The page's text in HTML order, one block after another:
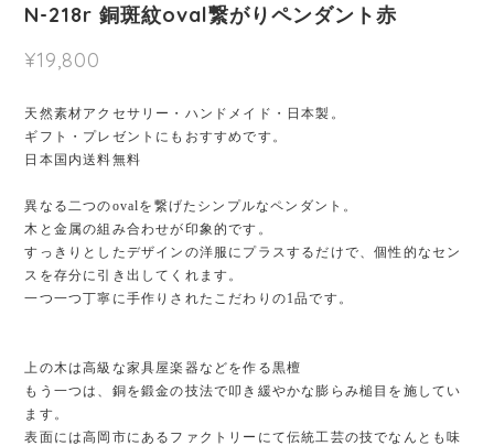
N-218r 銅斑紋oval繋がりペンダント赤
¥19,800
天然素材アクセサリー・ハンドメイド・日本製。
ギフト・プレゼントにもおすすめです。
日本国内送料無料
異なる二つのovalを繋げたシンプルなペンダント。
木と金属の組み合わせが印象的です。
すっきりとしたデザインの洋服にプラスするだけで、個性的なセン
スを存分に引き出してくれます。
一つ一つ丁寧に手作りされたこだわりの1品です。
上の木は高級な家具屋楽器などを作る黒檀
もう一つは、銅を鍛金の技法で叩き緩やかな膨らみ槌目を施してい
ます。
表面には高岡市にあるファクトリーにて伝統工芸の技でなんとも味